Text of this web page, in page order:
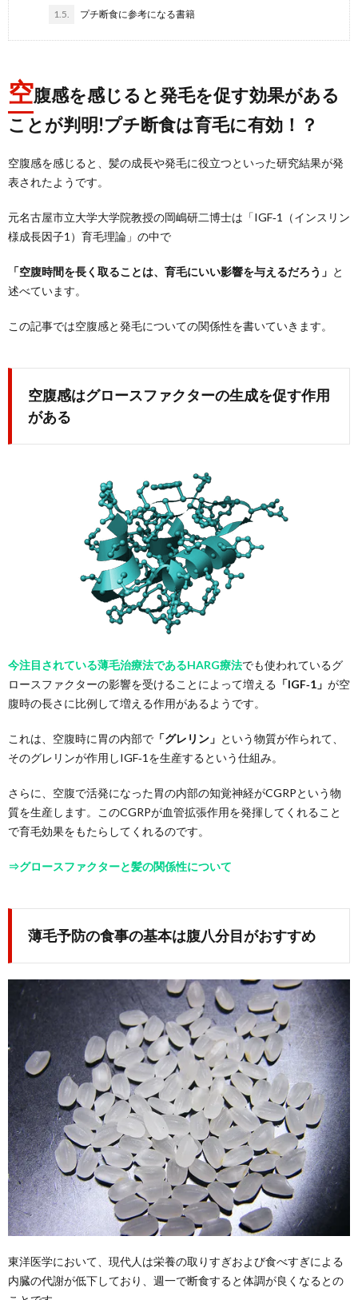
1.5. プチ断食に参考になる書籍
空腹感を感じると発毛を促す効果がある
ことが判明!プチ断食は育毛に有効！？
空腹感を感じると、髪の成長や発毛に役立つといった研究結果が発
表されたようです。
元名古屋市立大学大学院教授の岡嶋研二博士は「IGF‐1（インスリン
様成長因子1）育毛理論」の中で
「空腹時間を長く取ることは、育毛にいい影響を与えるだろう」 と
述べています。
この記事では空腹感と発毛についての関係性を書いていきます。
空腹感はグロースファクターの生成を促す作用
がある
今注目されている薄毛治療法であるHARG療法でも使われているグ
ロースファクターの影響を受けることによって増える 「IGF‐1」 が空
腹時の長さに比例して増える作用があるようです。
これは、空腹時に胃の内部で 「グレリン」 という物質が作られて、
そのグレリンが作用しIGF‐1を生産するという仕組み。
さらに、空腹で活発になった胃の内部の知覚神経がCGRPという物
質を生産します。このCGRPが血管拡張作用を発揮してくれること
で育毛効果をもたらしてくれるのです。
⇒グロースファクターと髪の関係性について
薄毛予防の食事の基本は腹八分目がおすすめ
東洋医学において、現代人は栄養の取りすぎおよび食べすぎによる
内臓の代謝が低下しており、週一で断食すると体調が良くなるとの